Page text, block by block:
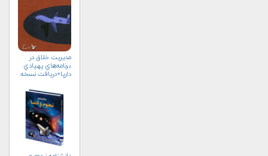
مديريت خلاق در
برنامه‌هاي پهپادي
دارپا+دریافت نسخه‌